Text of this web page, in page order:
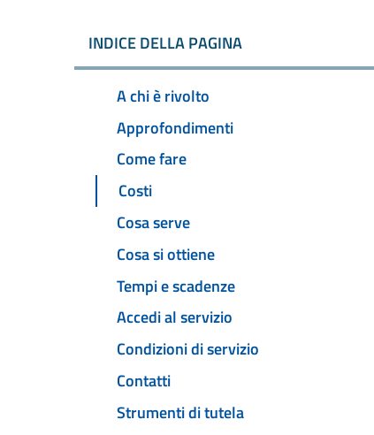
INDICE DELLA PAGINA
A chi è rivolto
Approfondimenti
Come fare
Costi
Cosa serve
Cosa si ottiene
Tempi e scadenze
Accedi al servizio
Condizioni di servizio
Contatti
Strumenti di tutela